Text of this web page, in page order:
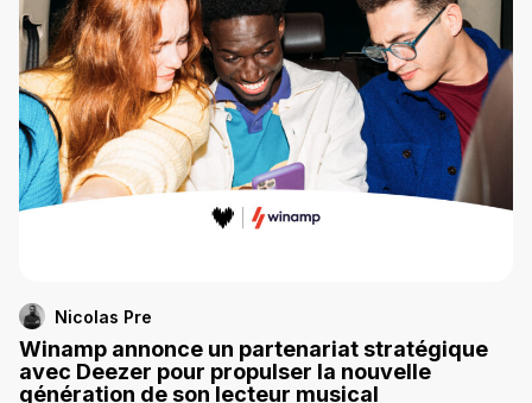
Nicolas Pre
Winamp annonce un partenariat stratégique
avec Deezer pour propulser la nouvelle
génération de son lecteur musical